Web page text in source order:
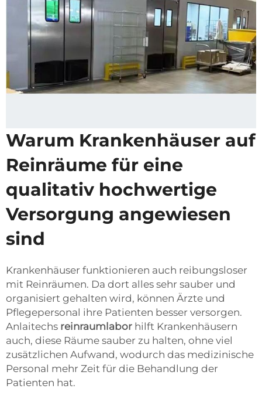
Warum Krankenhäuser auf
Reinräume für eine
qualitativ hochwertige
Versorgung angewiesen
sind
Krankenhäuser funktionieren auch reibungsloser
mit Reinräumen. Da dort alles sehr sauber und
organisiert gehalten wird, können Ärzte und
Pflegepersonal ihre Patienten besser versorgen.
Anlaitechs reinraumlabor hilft Krankenhäusern
auch, diese Räume sauber zu halten, ohne viel
zusätzlichen Aufwand, wodurch das medizinische
Personal mehr Zeit für die Behandlung der
Patienten hat.